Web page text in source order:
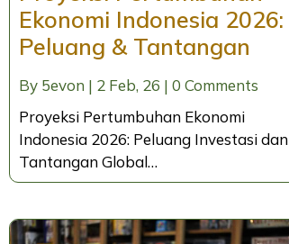
Ekonomi Indonesia 2026:
Peluang & Tantangan
By 5evon | 2 Feb, 26 | 0 Comments
Proyeksi Pertumbuhan Ekonomi
Indonesia 2026: Peluang Investasi dan
Tantangan Global…